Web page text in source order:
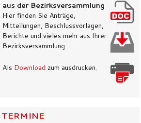
aus der Bezirksversammlung
Hier finden Sie Anträge,
Mitteilungen, Beschlussvorlagen,
Berichte und vieles mehr aus Ihrer
Bezirksversammlung.
Als Download zum ausdrucken.
TERMINE